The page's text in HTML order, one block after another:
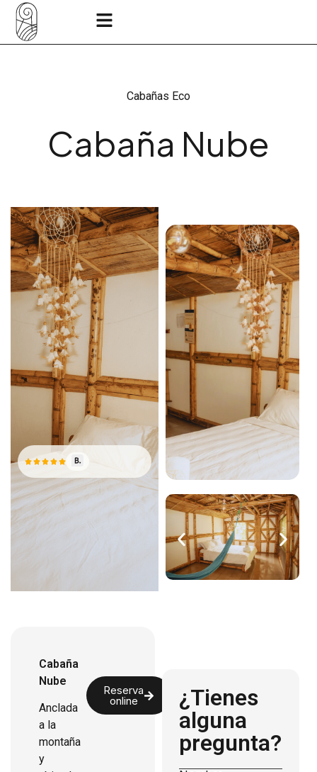
Cabañas Eco
Cabaña Nube
Cabaña
Nube
Anclada
a la
montaña
y
Reserva
online
¿Tienes
alguna
pregunta?